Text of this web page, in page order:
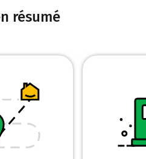
sur 2 kilomètre
4,2 kilomètres
résumé